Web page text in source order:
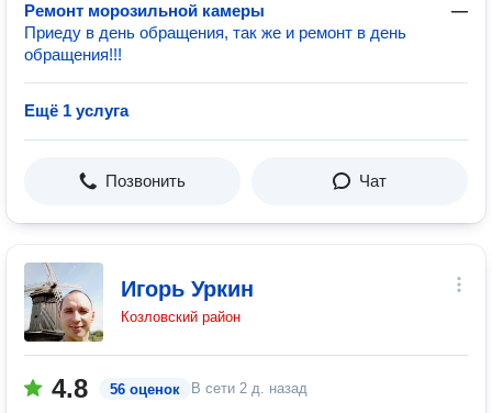
Ремонт морозильной камеры
—
Приеду в день обращения, так же и ремонт в день
обращения!!!
Ещё 1 услуга
Позвонить Чат
Игорь Уркин
Козловский район
4.8 56 оценок В сети 2 д. назад